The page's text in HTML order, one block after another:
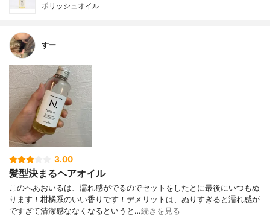
ポリッシュオイル
すー
3.00
髪型決まるヘアオイル
このへあおいるは、濡れ感がでるのでセットをしたとに最後にいつもぬ
ります！柑橘系のいい香りです！デメリットは、ぬりすぎると濡れ感が
ですぎて清潔感ななくなるというと…続きを見る